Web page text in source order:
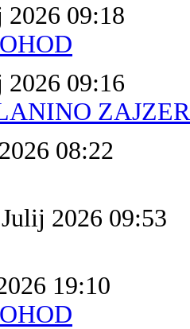
2026 09:18
2026 09:16
08:22
2026 09:53
19:10